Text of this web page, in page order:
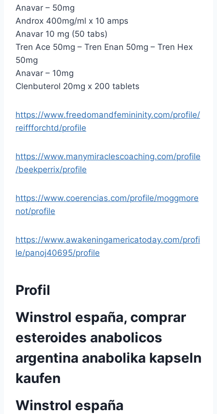
Anavar – 50mg
Androx 400mg/ml x 10 amps
Anavar 10 mg (50 tabs)
Tren Ace 50mg – Tren Enan 50mg – Tren Hex
50mg
Anavar – 10mg
Clenbuterol 20mg x 200 tablets
https://www.freedomandfemininity.com/profile/
reiffforchtd/profile
https://www.manymiraclescoaching.com/profile
/beekperrix/profile
https://www.coerencias.com/profile/moggmore
not/profile
https://www.awakeningamericatoday.com/profi
le/panoj40695/profile
Profil
Winstrol españa, comprar
esteroides anabolicos
argentina anabolika kapseln
kaufen
Winstrol españa